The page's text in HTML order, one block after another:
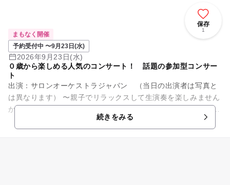
保存
1
まもなく開催
予約受付中 〜9月23日(水)
2026年9月23日(水)
０歳から楽しめる人気のコンサート！ 話題の参加型コンサー
ト
出演：サロンオーケストラジャパン （当日の出演者は写真と
は異なります） 〜親子でリラックスして生演奏を楽しみません
か？〜 オーディションで選ばれた優秀な演奏家で構成されてお
続きをみる